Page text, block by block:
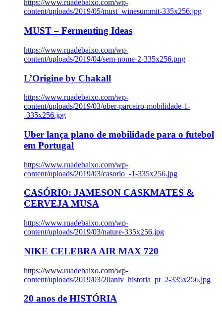
https://www.ruadebaixo.com/wp-
content/uploads/2019/05/must_winesummit-335x256.jpg
MUST – Fermenting Ideas
https://www.ruadebaixo.com/wp-
content/uploads/2019/04/sem-nome-2-335x256.png
L’Origine by Chakall
https://www.ruadebaixo.com/wp-
content/uploads/2019/03/uber-parceiro-mobilidade-1-
-335x256.jpg
Uber lança plano de mobilidade para o futebol
em Portugal
https://www.ruadebaixo.com/wp-
content/uploads/2019/03/casorio_-1-335x256.jpg
CASÓRIO: JAMESON CASKMATES &
CERVEJA MUSA
https://www.ruadebaixo.com/wp-
content/uploads/2019/03/nature-335x256.jpg
NIKE CELEBRA AIR MAX 720
https://www.ruadebaixo.com/wp-
content/uploads/2019/03/20aniv_historia_pt_2-335x256.jpg
20 anos de HISTÓRIA